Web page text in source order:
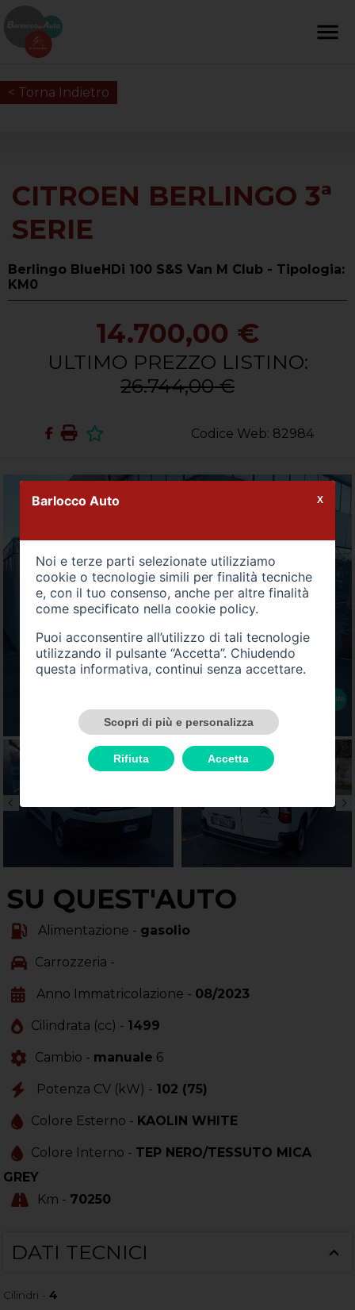
< Torna Indietro
Codice Web: 82984
CITROEN BERLINGO 3ª
SERIE
Berlingo BlueHDi 100 S&S Van M Club - Tipologia:
KM0
14.700,00 €
ULTIMO PREZZO LISTINO:
26.744,00 €
SU QUEST'AUTO
Alimentazione - gasolio
Carrozzeria -
Anno Immatricolazione - 08/2023
Cilindrata (cc) - 1499
Cambio - manuale 6
Potenza CV (kW) - 102 (75)
Colore Esterno - KAOLIN WHITE
Colore Interno - TEP NERO/TESSUTO MICA
GREY
Km - 70250
DATI TECNICI
Cilindri -4
Barlocco Auto
Noi e terze parti selezionate utilizziamo
cookie o tecnologie simili per finalità tecniche
e, con il tuo consenso, anche per altre finalità
come specificato nella cookie policy.
Puoi acconsentire all’utilizzo di tali tecnologie
utilizzando il pulsante “Accetta”. Chiudendo
questa informativa, continui senza accettare.
Scopri di più e personalizza
Rifiuta Accetta
X